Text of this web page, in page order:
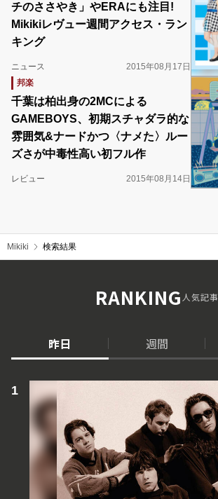
チのささやき」やERAにも注目!
Mikikiレヴュー週間アクセス・ラン
キング
ニュース
2015年08月17日
邦楽
千葉は柏出身の2MCによる
GAMEBOYS、初期スチャダラ的な
雰囲気&ナードかつ〈ナメた〉ルー
ズさが中毒性高い初フル作
レビュー 2015年08月14日
Mikiki 検索結果
RANKING人気記事
昨日 週間